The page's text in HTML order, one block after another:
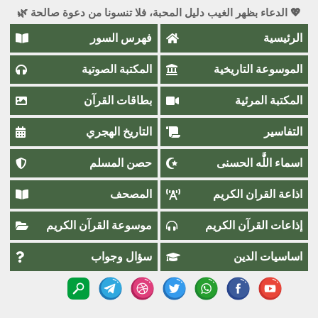
💖 الدعاء بظهر الغيب دليل المحبة، فلا تنسونا من دعوة صالحة 🌿
الرئيسية فهرس السور
الموسوعة التاريخية المكتبة الصوتية
المكتبة المرئية بطاقات القرآن
التفاسير التاريخ الهجري
اسماء اللَّٰه الحسنى حصن المسلم
اذاعة القران الكريم المصحف
إذاعات القرآن الكريم موسوعة القرآن الكريم
اساسيات الدين سؤال وجواب